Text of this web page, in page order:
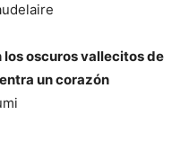
los oscuros vallecitos de
un corazón